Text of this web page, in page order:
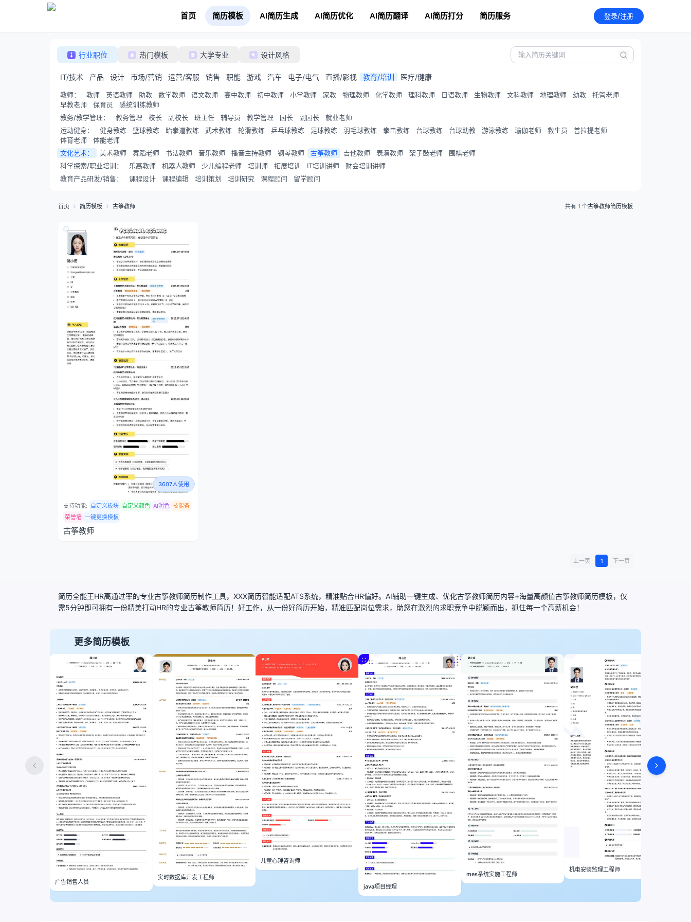
首页 简历模板 AI简历生成 AI简历优化 AI简历翻译 AI简历打分 简历服务 登录/注册
行业职位 热门模板 大学专业 设计风格
IT/技术 产品 设计 市场/营销 运营/客服 销售 职能 游戏 汽车 电子/电气 直播/影视 教育/培训 医疗/健康
教师： 教师 英语教师 助教 数学教师 语文教师 高中教师 初中教师 小学教师 家教 物理教师 化学教师 理科教师 日语教师 生物教师 文科教师 地理教师 幼教
托管老师
早教老师
保育员
感统训练教师
教务/教学管理： 教务管理 校长 副校长 班主任 辅导员 教学管理 园长 副园长
就业老师
运动健身： 健身教练 篮球教练 跆拳道教练 武术教练 轮滑教练 乒乓球教练 足球教练 羽毛球教练 拳击教练 台球教练 台球助教 游泳教练 瑜伽老师 救生员
普拉提老师
体育老师
体能老师
文化艺术： 美术教师 舞蹈老师 书法教师 音乐教师 播音主持教师 钢琴教师 古筝教师 吉他教师 表演教师 架子鼓老师
围棋老师
科学探索/职业培训： 乐高教师 机器人教师 少儿编程老师 培训师 拓展培训 IT培训讲师
财会培训讲师
教育产品研发/销售： 课程设计 课程编辑 培训策划 培训研究 课程顾问 留学顾问
首页 简历模板 古筝教师 共有 1 个古筝教师简历模板
3607人使用
支持功能: 自定义板块 自定义颜色 AI润色 技能条
荣誉墙 一键更换模板
古筝教师
上一页 1 下一页
简历全能王HR高通过率的专业古筝教师简历制作工具，XXX简历智能适配ATS系统，精准贴合HR偏好。AI辅助一键生成、优化古筝教师简历内容+海量高颜值古筝教师简历模板，仅
需5分钟即可拥有一份精美打动HR的专业古筝教师简历！好工作，从一份好简历开始，精准匹配岗位需求，助您在激烈的求职竞争中脱颖而出，抓住每一个高薪机会！
更多简历模板
广告销售人员
实时数据库开发工程师
儿童心理咨询师
java项目经理
mes系统实施工程师
机电安装监理工程师